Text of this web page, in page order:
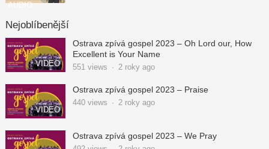
AUDIO
Nejoblíbenější
VIDEO
Ostrava zpívá gospel 2023 – Oh Lord our, How
Excellent is Your Name
551views · 2 roky ago
VIDEO
Ostrava zpívá gospel 2023 – Praise
440views · 2 roky ago
Ostrava zpívá gospel 2023 – We Pray